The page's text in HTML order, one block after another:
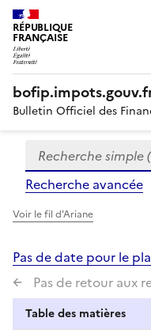
RÉPUBLIQUE
FRANÇAISE
Bulletin Officiel des
Formulaire
de
recherche
Recherche simple
Recherche avancée
Voir le fil d'Ariane
Pas de date pour le
Pas de retour aux
Table des matières